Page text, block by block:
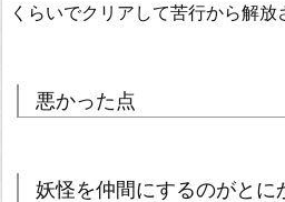
くらいでクリアして苦行から解
悪かった点
妖怪を仲間にするのがとに